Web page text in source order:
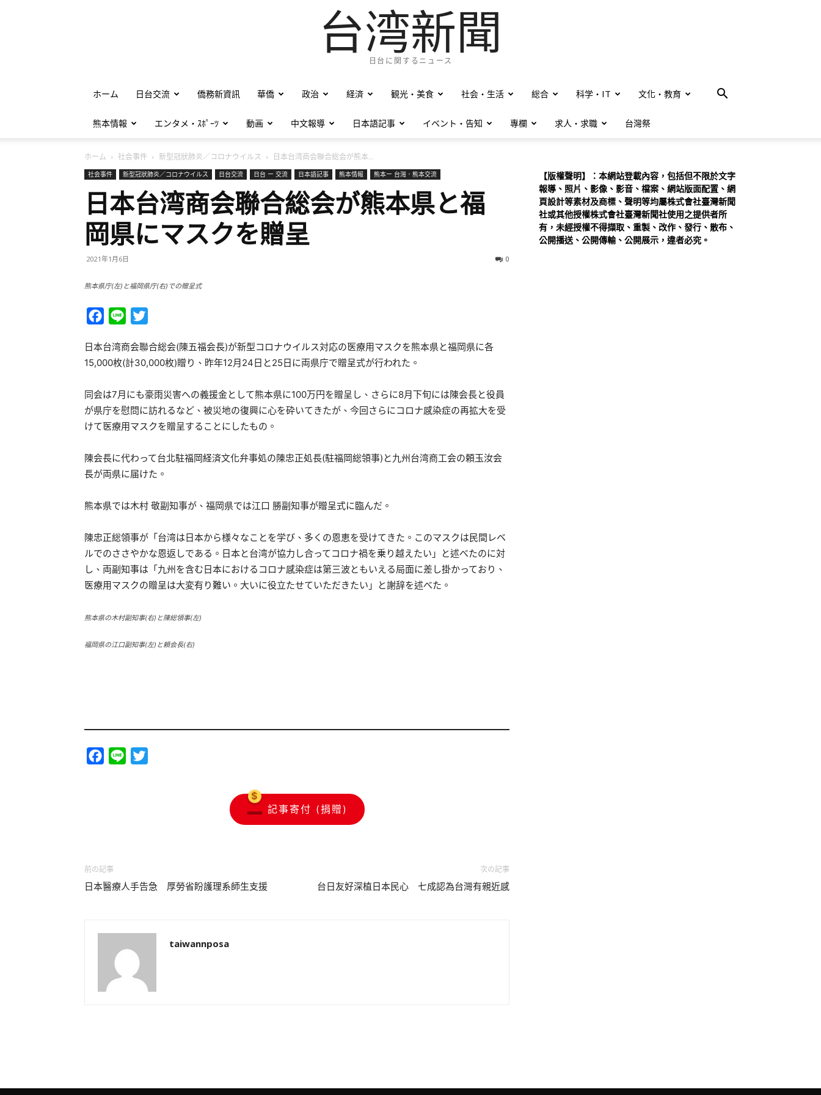
台湾新聞
日台に関するニュース
ホーム 日台交流 僑務新資訊 華僑 政治 経済 観光・美食 社会・生活 総合 科学・IT 文化・教育
熊本情報 エンタメ・ｽﾎﾟｰﾂ 動画 中文報導 日本語記事 イベント・告知 專欄 求人・求職 台灣祭
ホーム 社会事件 新型冠狀肺炎／コロナウイルス 日本台湾商会聯合総会が熊本...
社会事件 新型冠狀肺炎／コロナウイルス 日台交流 日台 ー 交流 日本語記事 熊本情報 熊本ー 台灣．熊本交流
日本台湾商会聯合総会が熊本県と福
岡県にマスクを贈呈
2021年1月6日 0
熊本県庁(左)と福岡県庁(右)での贈呈式
Facebook
Line
日本台湾商会聯合総会(陳五福会長)が新型コロナウイルス対応の医療用マスクを熊本県と福岡県に各
15,000枚(計30,000枚)贈り、昨年12月24日と25日に両県庁で贈呈式が行われた。
同会は7月にも豪雨災害への義援金として熊本県に100万円を贈呈し、さらに8月下旬には陳会長と役員
が県庁を慰問に訪れるなど、被災地の復興に心を砕いてきたが、今回さらにコロナ感染症の再拡大を受
けて医療用マスクを贈呈することにしたもの。
陳会長に代わって台北駐福岡経済文化弁事処の陳忠正処長(駐福岡総領事)と九州台湾商工会の頼玉汝会
長が両県に届けた。
熊本県では木村 敬副知事が、福岡県では江口 勝副知事が贈呈式に臨んだ。
陳忠正総領事が「台湾は日本から様々なことを学び、多くの恩恵を受けてきた。このマスクは民間レベ
ルでのささやかな恩返しである。日本と台湾が協力し合ってコロナ禍を乗り越えたい」と述べたのに対
し、両副知事は「九州を含む日本におけるコロナ感染症は第三波ともいえる局面に差し掛かっており、
医療用マスクの贈呈は大変有り難い。大いに役立たせていただきたい」と謝辞を述べた。
熊本県の木村副知事(右)と陳総領事(左)
福岡県の江口副知事(左)と頼会長(右)
Facebook
Line
記事寄付 (捐贈)
前の記事
日本醫療人手告急 厚勞省盼護理系師生支援
次の記事
台日友好深植日本民心 七成認為台灣有親近感
taiwannposa
【版權聲明】：本網站登載內容，包括但不限於文字
報導、照片、影像、影音、檔案、網站版面配置、網
頁設計等素材及商標、聲明等均屬株式會社臺灣新聞
社或其他授權株式會社臺灣新聞社使用之提供者所
有，未經授權不得擷取、重製、改作、發行、散布、
公開播送、公開傳輸、公開展示，違者必究。